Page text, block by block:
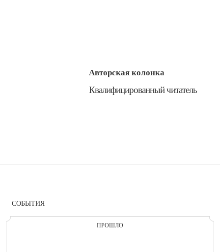
Авторская колонка
​Квалифицированный читатель
СОБЫТИЯ
ПРОШЛО